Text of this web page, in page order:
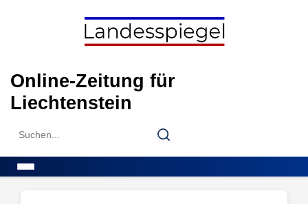
Online-Zeitung für
Liechtenstein
Search
Search